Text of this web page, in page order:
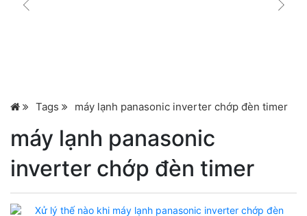
Tags máy lạnh panasonic inverter chớp đèn timer
máy lạnh panasonic
inverter chớp đèn timer